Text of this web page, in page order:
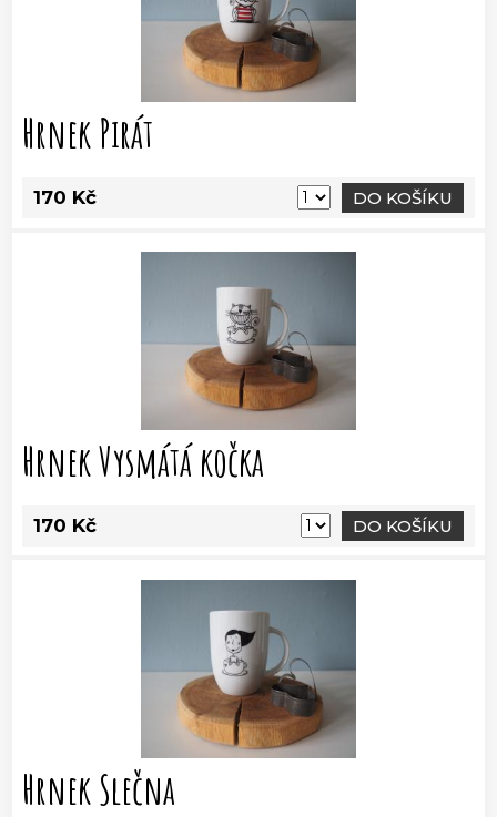
Hrnek Pirát
170 Kč DO KOŠÍKU
Hrnek Vysmátá kočka
170 Kč DO KOŠÍKU
Hrnek Slečna